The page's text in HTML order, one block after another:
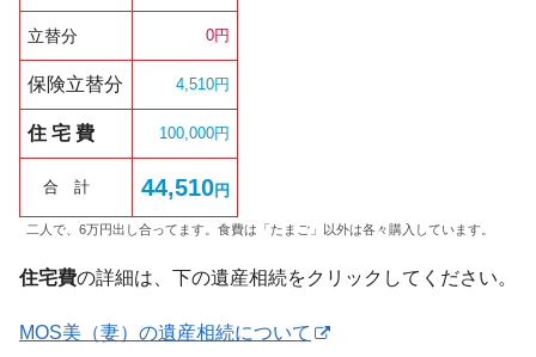
立替分 0円
保険立替分 4,510円
住 宅 費 100,000円
合 計 44,510円
二人で、6万円出し合ってます。食費は「たまご」以外は各々購入しています。
住宅費の詳細は、下の遺産相続をクリックしてください。
MOS美（妻）の遺産相続について